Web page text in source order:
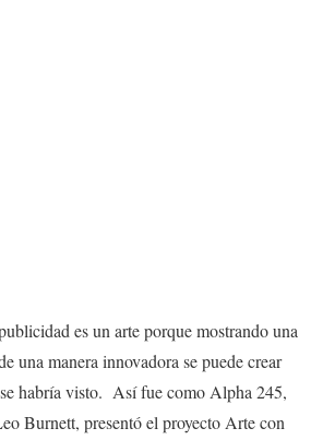
es un arte porque mostrando una
una manera innovadora se puede crear
habría visto. Así fue como Alpha 245,
Burnett, presentó el proyecto Arte con